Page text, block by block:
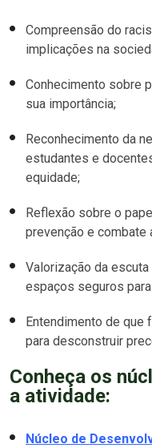
Compreensão do
implicações na
Conhecimento sobre
sua importância;
Reconhecimento da
estudantes e
equidade;
Reflexão sobre o
prevenção e combate
Valorização da
espaços seguros
Entendimento de que
para desconstruir
Conheça os
a atividade:
Núcleo de